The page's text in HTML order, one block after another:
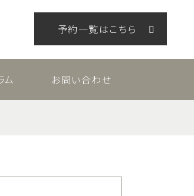
予約一覧はこちら
ム お問い合わせ